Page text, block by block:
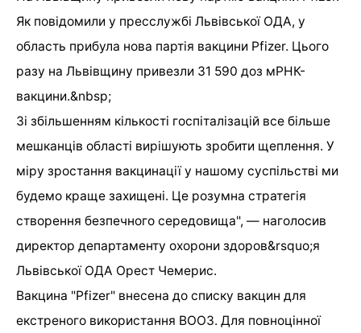
Як повідомили у пресслужбі Львівської ОДА, у
область прибула нова партія вакцини Pfizer. Цього
разу на Львівщину привезли 31 590 доз мРНК-
вакцини.&nbsp;
Зі збільшенням кількості госпіталізацій все більше
мешканців області вирішують зробити щеплення. У
міру зростання вакцинації у нашому суспільстві ми
будемо краще захищені. Це розумна стратегія
створення безпечного середовища", — наголосив
директор департаменту охорони здоров&rsquo;я
Львівської ОДА Орест Чемерис.
Вакцина "Pfizer" внесена до списку вакцин для
екстреного використання ВООЗ. Для повноцінної